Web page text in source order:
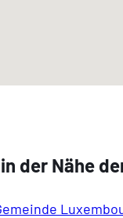
der Nähe